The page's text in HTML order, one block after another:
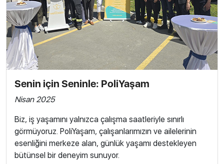
Senin için Seninle: PoliYaşam
Nisan 2025
Biz, iş yaşamını yalnızca çalışma saatleriyle sınırlı
görmüyoruz. PoliYaşam, çalışanlarımızın ve ailelerinin
esenliğini merkeze alan, günlük yaşamı destekleyen
bütünsel bir deneyim sunuyor.